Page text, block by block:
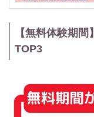
【無料体験期
TOP3